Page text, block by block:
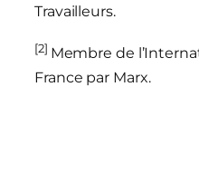
Travailleurs.
[2] Membre de
France par Marx.